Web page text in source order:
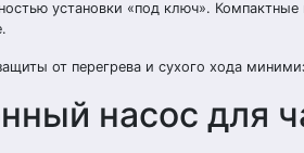
установки «под ключ».
от перегрева и сухого хода
насос для